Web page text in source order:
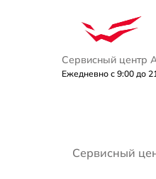
Сервисный центр
Ежедневно с 9:00 до
Сервисный